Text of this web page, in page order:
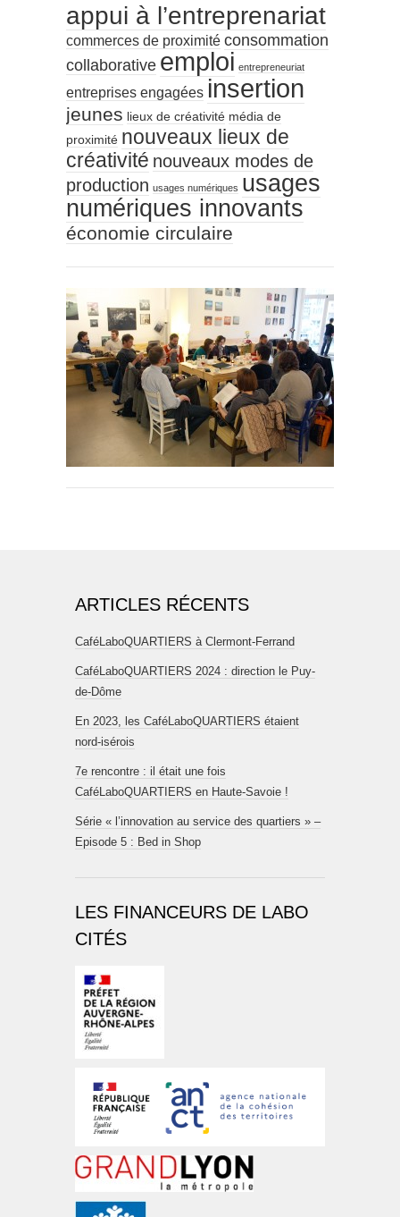
appui à l’entreprenariat
commerces de proximité consommation
collaborative emploi entrepreneuriat
entreprises engagées insertion
jeunes lieux de créativité média de
proximité nouveaux lieux de
créativité nouveaux modes de
production usages numériques usages
numériques innovants
économie circulaire
ARTICLES RÉCENTS
CaféLaboQUARTIERS à Clermont-Ferrand
CaféLaboQUARTIERS 2024 : direction le Puy-
de-Dôme
En 2023, les CaféLaboQUARTIERS étaient
nord-isérois
7e rencontre : il était une fois
CaféLaboQUARTIERS en Haute-Savoie !
Série « l’innovation au service des quartiers » –
Episode 5 : Bed in Shop
LES FINANCEURS DE LABO
CITÉS